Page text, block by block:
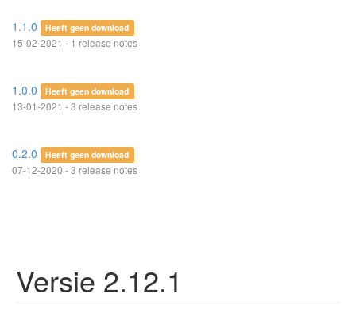
1.1.0 Heeft geen download
15-02-2021 - 1 release notes
1.0.0 Heeft geen download
13-01-2021 - 3 release notes
0.2.0 Heeft geen download
07-12-2020 - 3 release notes
Versie 2.12.1